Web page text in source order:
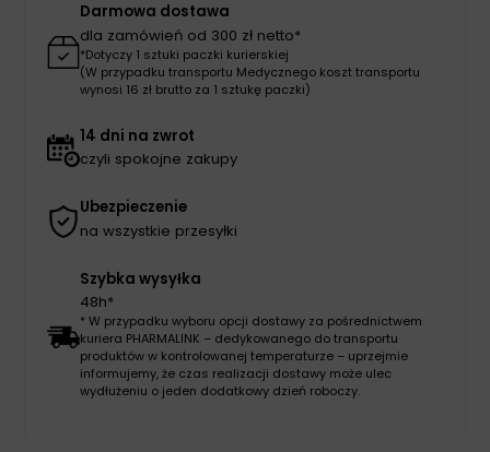
Darmowa dostawa
dla zamówień od 300 zł netto*
*Dotyczy 1 sztuki paczki kurierskiej
(W przypadku transportu Medycznego koszt transportu
wynosi 16 zł brutto za 1 sztukę paczki)
14 dni na zwrot
czyli spokojne zakupy
Ubezpieczenie
na wszystkie przesyłki
Szybka wysyłka
48h*
* W przypadku wyboru opcji dostawy za pośrednictwem
kuriera PHARMALINK – dedykowanego do transportu
produktów w kontrolowanej temperaturze – uprzejmie
informujemy, że czas realizacji dostawy może ulec
wydłużeniu o jeden dodatkowy dzień roboczy.